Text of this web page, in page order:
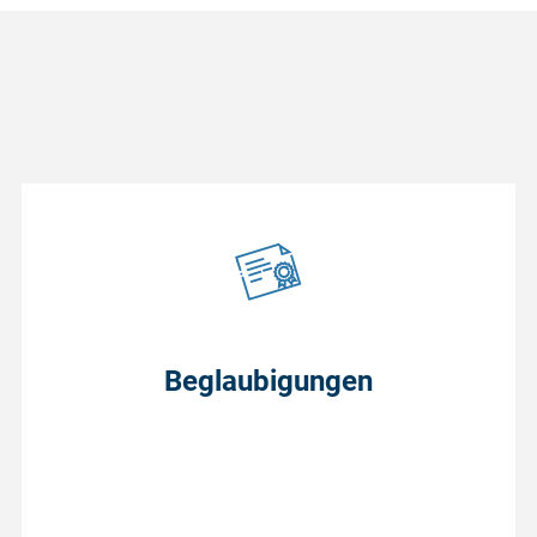
Beglaubigungen